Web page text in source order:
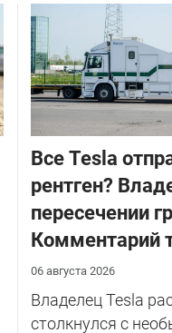
Все Tesla
рентген?
пересечении
Комментарий
06 августа 2026
Владелец Tesla
столкнулся с